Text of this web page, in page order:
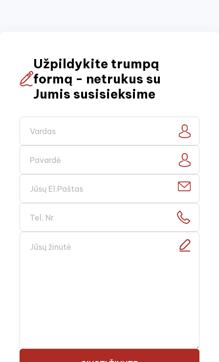
Užpildykite trumpą
formą - netrukus su
Jumis susisieksime